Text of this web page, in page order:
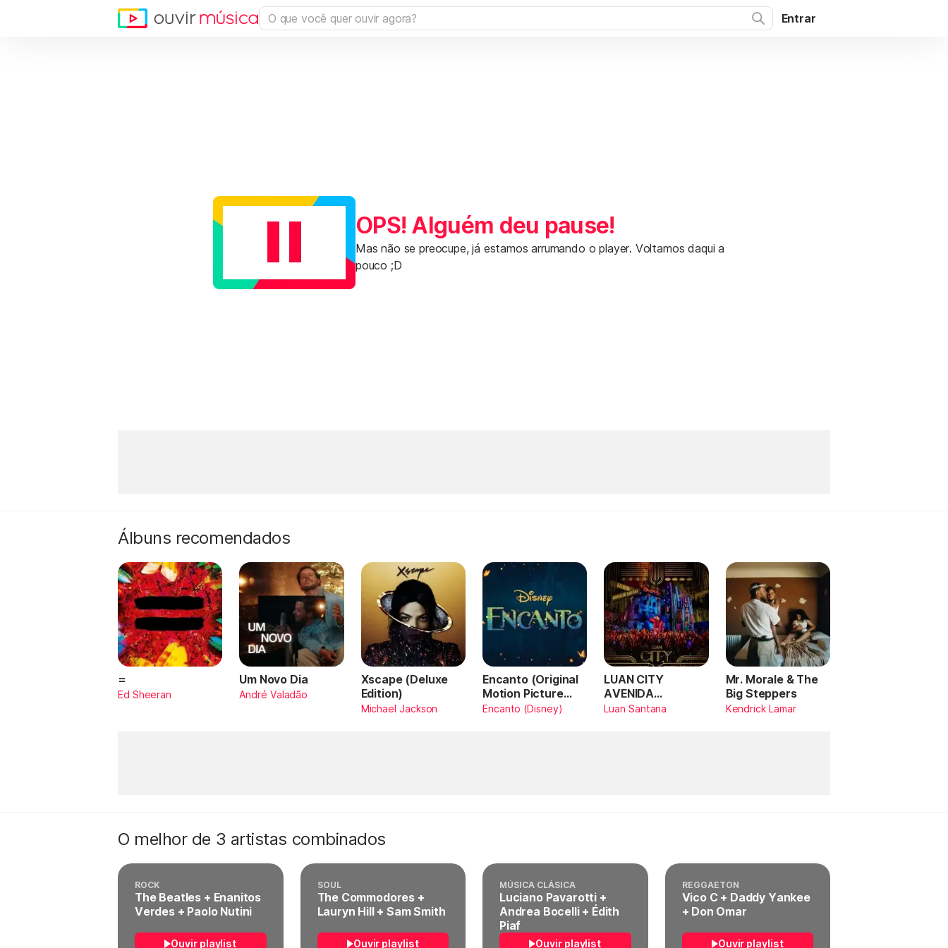
Entrar
OPS! Alguém deu pause!
Mas não se preocupe, já estamos arrumando o player. Voltamos daqui a
pouco ;D
Álbuns recomendados
=
Ed Sheeran
Um Novo Dia
André Valadão
Xscape (Deluxe
Edition)
Michael Jackson
Encanto (Original
Motion Picture
Soundtrack)
Encanto (Disney)
LUAN CITY
AVENIDA
AMARILDO
Luan Santana
Mr. Morale & The
Big Steppers
Kendrick Lamar
O melhor de 3 artistas combinados
ROCK
The Beatles + Enanitos
Verdes + Paolo Nutini
Ouvir playlist
SOUL
The Commodores +
Lauryn Hill + Sam Smith
Ouvir playlist
MÚSICA CLÁSICA
Luciano Pavarotti +
Andrea Bocelli + Édith
Piaf
Ouvir playlist
REGGAETON
Vico C + Daddy Yankee
+ Don Omar
Ouvir playlist